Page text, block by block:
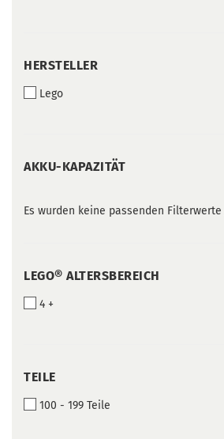
HERSTELLER
HERSTELLER
Lego
AKKU-
AKKU-KAPAZITÄT
Es wurden keine passenden
LEGO®
LEGO® ALTERSBEREICH
4 +
TEILE
TEILE
100 - 199 Teile